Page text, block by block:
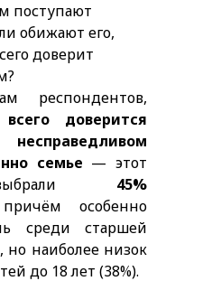
поступают
обижают его,
доверит
респондентов,
доверится
семье — этот
45%
особенно
среди старшей
но наиболее низок
до 18 лет (38%).